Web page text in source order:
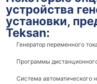
устройства
установки,
Teksan:
Генератор переменного
Программы
Система автоматического